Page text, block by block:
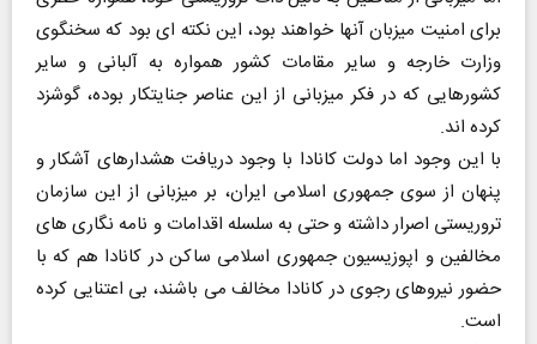
برای امنیت میزبان آنها خواهند بود، این نکته ای بود که سخنگوی
وزارت خارجه و سایر مقامات کشور همواره به آلبانی و سایر
کشورهایی که در فکر میزبانی از این عناصر جنایتکار بوده، گوشزد
کرده اند.
با این وجود اما دولت کانادا با وجود دریافت هشدارهای آشکار و
پنهان از سوی جمهوری اسلامی ایران، بر میزبانی از این سازمان
تروریستی اصرار داشته و حتی به سلسله اقدامات و نامه نگاری های
مخالفین و اپوزیسیون جمهوری اسلامی ساکن در کانادا هم که با
حضور نیروهای رجوی در کانادا مخالف می باشند، بی اعتنایی کرده
است.